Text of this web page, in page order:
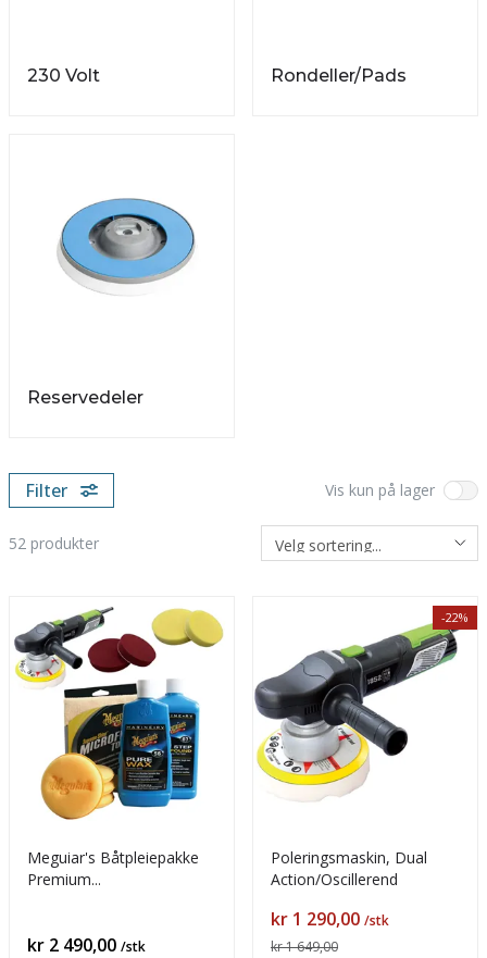
230 Volt Rondeller/Pads
Reservedeler
Filter Vis kun på lager
52 produkter
Meguiar's Båtpleiepakke
Premium
Pris
kr 2 490,00 /stk
-22%
Poleringsmaskin, Dual
Action/Oscillerend
Pris
kr 1 290,00 /stk
kr 1 649,00